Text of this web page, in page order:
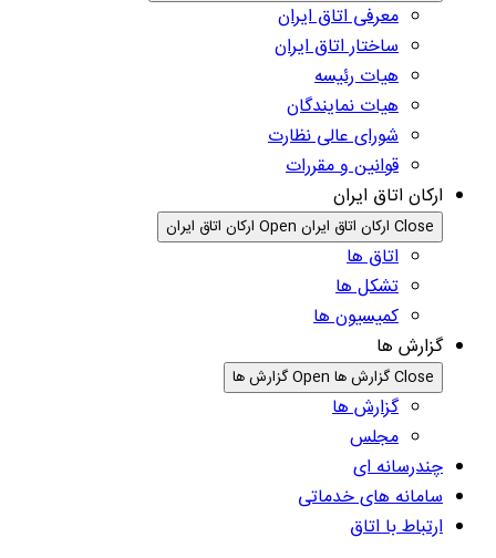
معرفی اتاق ایران
ساختار اتاق ایران
هیات رئیسه
هیات نمایندگان
شورای عالی نظارت
قوانین و مقررات
ارکان اتاق ایران
Close ارکان اتاق ایران Open ارکان اتاق ایران
اتاق ها
تشکل ها
کمیسیون ها
گزارش ها
Close گزارش ها Open گزارش ها
گزارش ها
مجلس
چندرسانه ای
سامانه های خدماتی
ارتباط با اتاق